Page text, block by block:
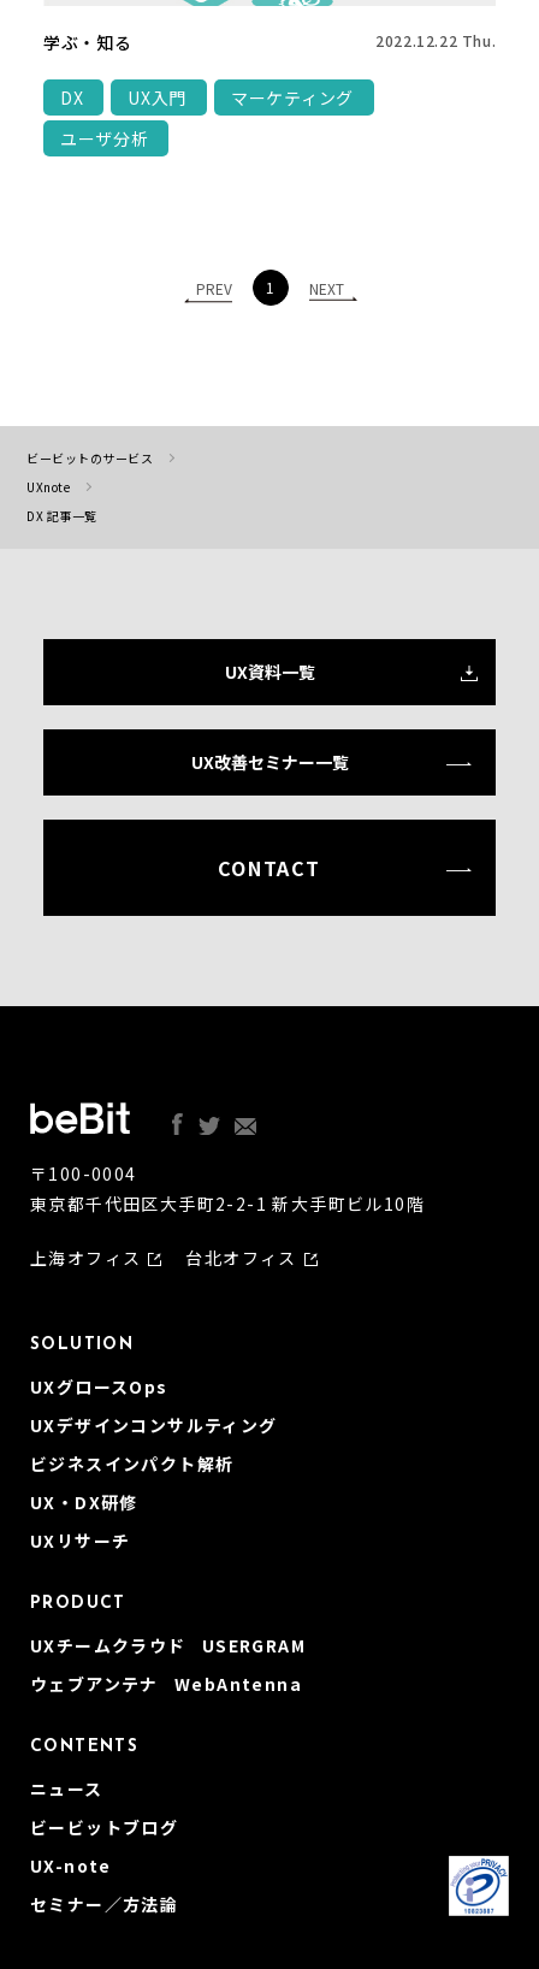
学ぶ・知る 2022.12.22 Thu.
DX UX入門
マーケティング
ユーザ分析
PREV 1 NEXT
ビービットのサービス
UXnote
DX 記事一覧
UX資料一覧
UX改善セミナー一覧
CONTACT
〒100-0004
東京都千代田区大手町2-2-1 新大手町ビル10階
上海オフィス 台北オフィス
SOLUTION
UXグロースOps
UXデザインコンサルティング
ビジネスインパクト解析
UX・DX研修
UXリサーチ
PRODUCT
UXチームクラウド USERGRAM
ウェブアンテナ WebAntenna
CONTENTS
ニュース
ビービットブログ
UX-note
セミナー／方法論